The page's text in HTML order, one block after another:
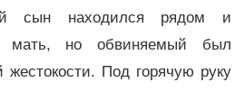
сын находился рядом и
мать, но обвиняемый был
жестокости. Под горячую руку